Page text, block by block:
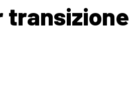
transizione